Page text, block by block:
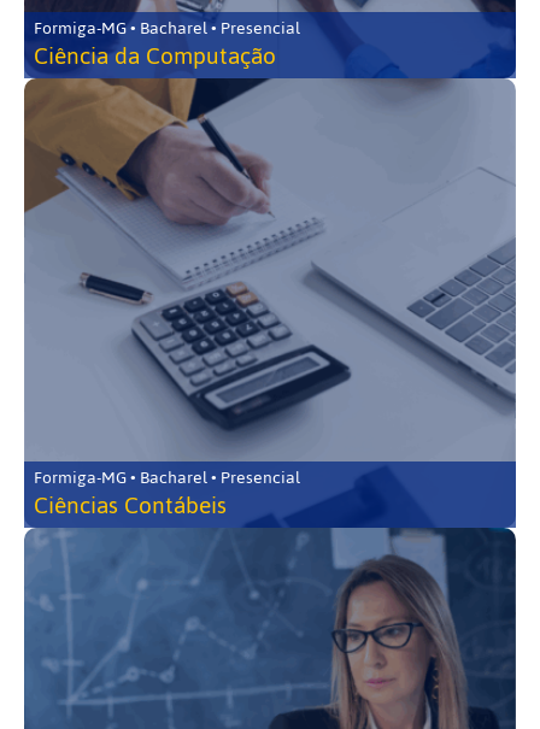
Formiga-MG • Bacharel • Presencial
Ciência da Computação
Formiga-MG • Bacharel • Presencial
Ciências Contábeis